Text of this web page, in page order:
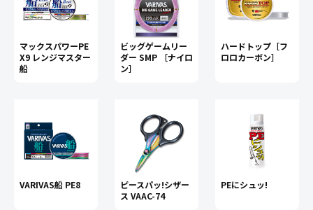
マックスパワーPE
X9 レンジマスター
船
ビッグゲームリー
ダー SMP ［ナイロ
ン］
ハードトップ［フ
ロロカーボン］
VARIVAS船 PE8
ピースパッ!シザー
ス VAAC-74
PEにシュッ!